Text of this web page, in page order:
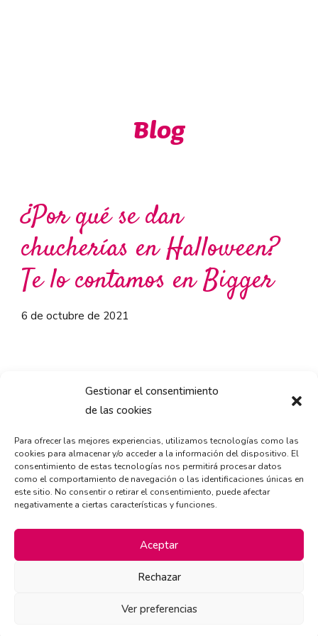
Gestionar el consentimiento
de las cookies
Para ofrecer las mejores experiencias, utilizamos tecnologías como las
cookies para almacenar y/o acceder a la información del dispositivo. El
consentimiento de estas tecnologías nos permitirá procesar datos
como el comportamiento de navegación o las identificaciones únicas en
este sitio. No consentir o retirar el consentimiento, puede afectar
negativamente a ciertas características y funciones.
Aceptar
Rechazar
Ver preferencias
Blog
¿Por qué se dan
chucherías en Halloween?
Te lo contamos en Bigger
6 de octubre de 2021